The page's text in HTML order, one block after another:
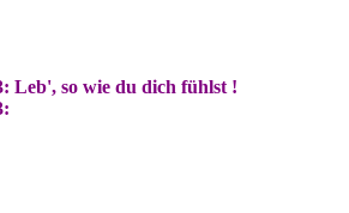
Leb', so wie du dich fühlst !